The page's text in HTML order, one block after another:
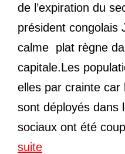
de l’expiration du
président congolais
calme plat règne
capitale.Les
elles par crainte car
sont déployés dans
sociaux ont été
suite